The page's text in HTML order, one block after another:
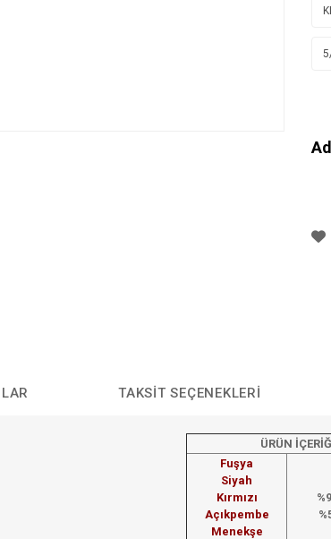
TAKSIT SEÇENEKLERI
ÜRÜN
Fuşya
Siyah
Kırmızı
Açıkpembe
Menekşe